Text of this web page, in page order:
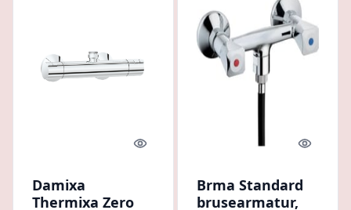
Quick look
Damixa
Thermixa Zero
Quick
Brma Standard
brusearmatur,